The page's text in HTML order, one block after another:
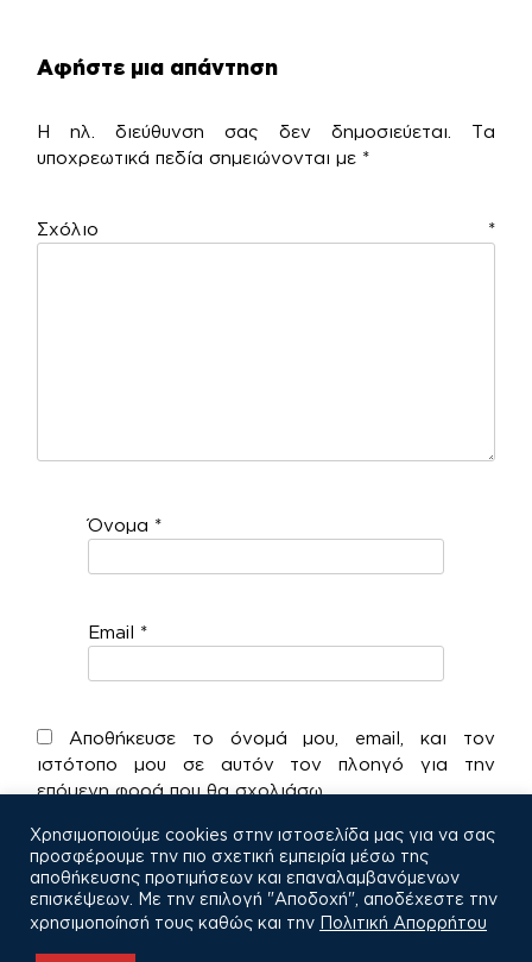
Αφήστε μια απάντηση
Η ηλ. διεύθυνση σας δεν δημοσιεύεται.
Τα
υποχρεωτικά πεδία σημειώνονται με *
Σχόλιο *
Όνομα *
Email *
Αποθήκευσε το όνομά μου, email, και τον
ιστότοπο μου σε αυτόν τον πλοηγό για την
επόμενη φορά που θα σχολιάσω.
Χρησιμοποιούμε cookies στην ιστοσελίδα μας για να σας
προσφέρουμε την πιο σχετική εμπειρία μέσω της
αποθήκευσης προτιμήσεων και επαναλαμβανόμενων
επισκέψεων. Με την επιλογή "Αποδοχή", αποδέχεστε την
χρησιμοποίησή τους καθώς και την Πολιτική Απορρήτου